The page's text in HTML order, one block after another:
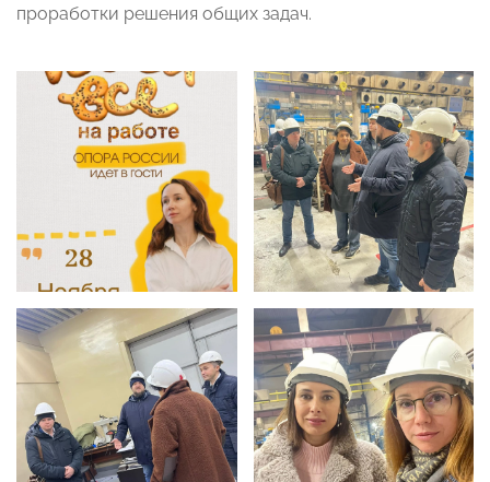
проработки решения общих задач.